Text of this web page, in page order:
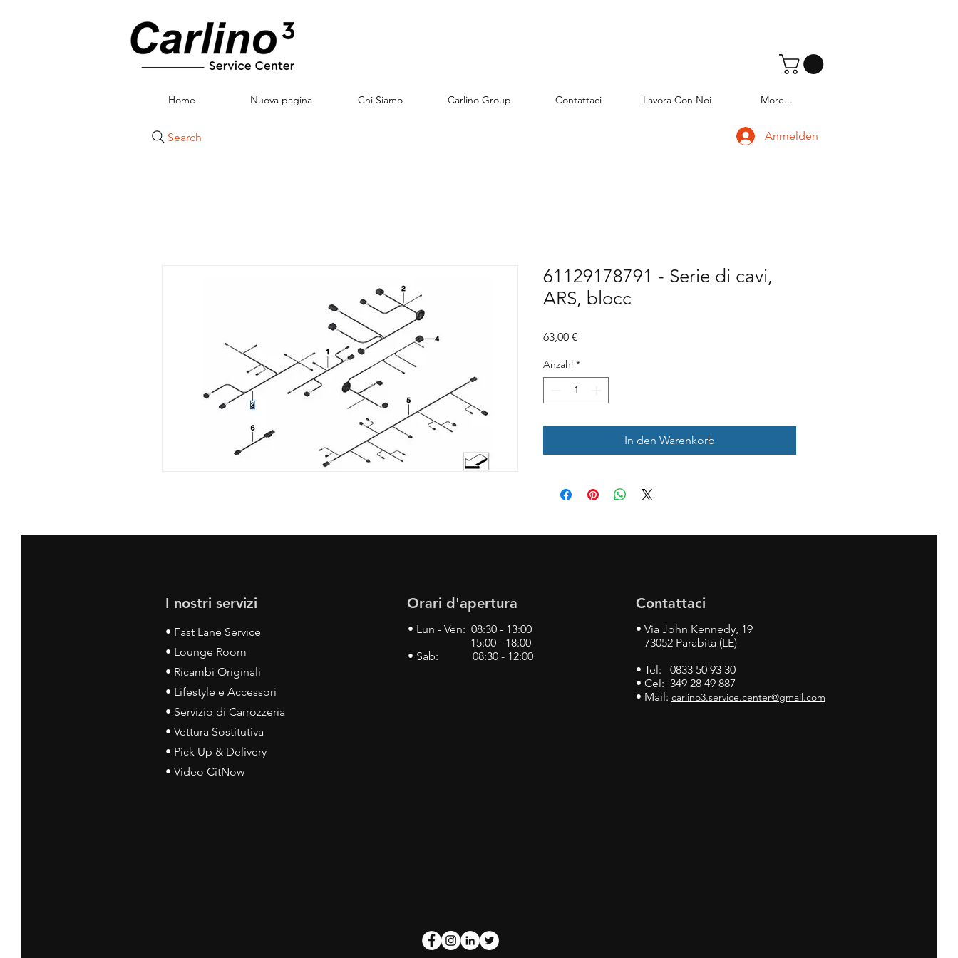
Home Nuova pagina Chi Siamo Carlino Group Contattaci Lavora Con Noi More...
Search Anmelden
61129178791 - Serie di cavi,
ARS, blocc
63,00 €
Anzahl *
In den Warenkorb
I nostri servizi
• Fast Lane Service
• Lounge Room
• Ricambi Originali
• Lifestyle e Accessori
• Servizio di Carrozzeria
• Vettura Sostitutiva
• Pick Up & Delivery
• Video CitNow
Orari d'apertura
• Lun - Ven: 08:30 - 13:00
15:00 - 18:00
• Sab: 08:30 - 12:00
Contattaci
• Via John Kennedy, 19
73052 Parabita (LE)
• Tel: 0833 50 93 30
• Cel: 349 28 49 887
• Mail: carlino3.service.center@gmail.com